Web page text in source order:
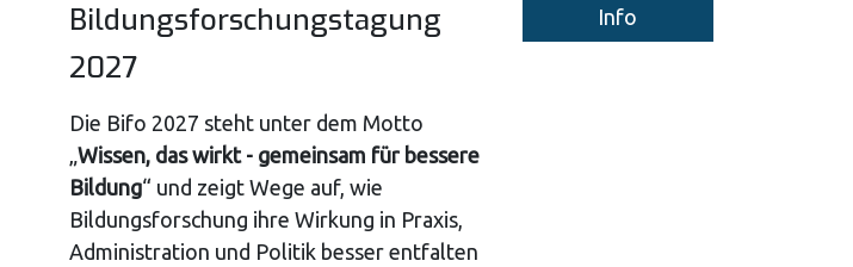
Bildungsforschungstagung
2027
Die Bifo 2027 steht unter dem Motto
„Wissen, das wirkt - gemeinsam für bessere
Bildung“ und zeigt Wege auf, wie
Bildungsforschung ihre Wirkung in Praxis,
Administration und Politik besser entfalten
Info